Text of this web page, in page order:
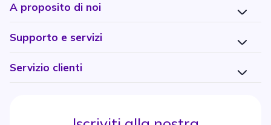
A proposito di noi
Supporto e servizi
Servizio clienti